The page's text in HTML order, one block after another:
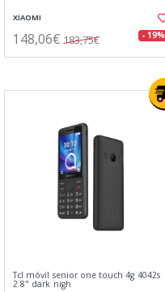
XIAOMI
148,06€ 183,75€ - 19%
Tcl móvil senior one touch 4g 4042s
2.8" dark nigh